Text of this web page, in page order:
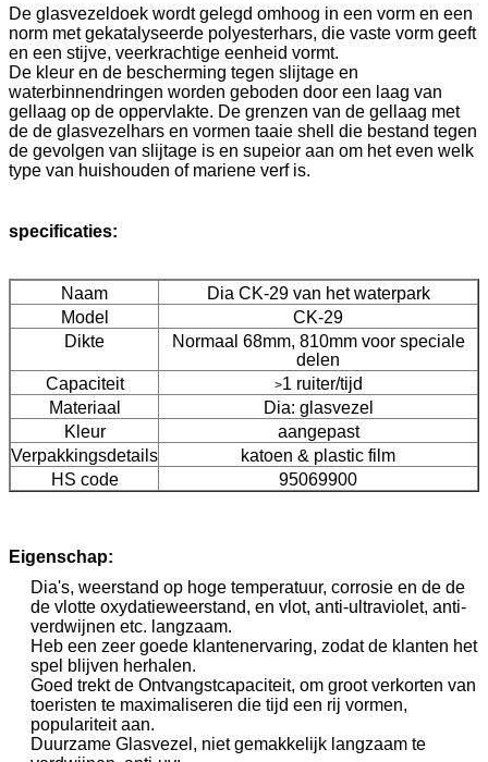
De glasvezeldoek wordt gelegd omhoog in een vorm en een
norm met gekatalyseerde polyesterhars, die vaste vorm geeft
en een stijve, veerkrachtige eenheid vormt.
De kleur en de bescherming tegen slijtage en
waterbinnendringen worden geboden door een laag van
gellaag op de oppervlakte. De grenzen van de gellaag met
de de glasvezelhars en vormen taaie shell die bestand tegen
de gevolgen van slijtage is en supeior aan om het even welk
type van huishouden of mariene verf is.
specificaties:
Naam
Dia CK-29 van het waterpark
Model
CK-29
Dikte
Normaal 68mm, 810mm voor speciale
delen
Capaciteit
>1 ruiter/tijd
Materiaal
Dia: glasvezel
Kleur
aangepast
Verpakkingsdetails
katoen & plastic film
HS code
95069900
Eigenschap:
Dia's, weerstand op hoge temperatuur, corrosie en de de
de vlotte oxydatieweerstand, en vlot, anti-ultraviolet, anti-
verdwijnen etc. langzaam.
Heb een zeer goede klantenervaring, zodat de klanten het
spel blijven herhalen.
Goed trekt de Ontvangstcapaciteit, om groot verkorten van
toeristen te maximaliseren die tijd een rij vormen,
populariteit aan.
Duurzame Glasvezel, niet gemakkelijk langzaam te